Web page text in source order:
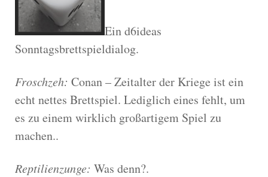
Ein d6ideas
Sonntagsbrettspieldialog.
Froschzeh: Conan – Zeitalter der Kriege ist ein
echt nettes Brettspiel. Lediglich eines fehlt, um
es zu einem wirklich großartigem Spiel zu
machen..
Reptilienzunge: Was denn?.